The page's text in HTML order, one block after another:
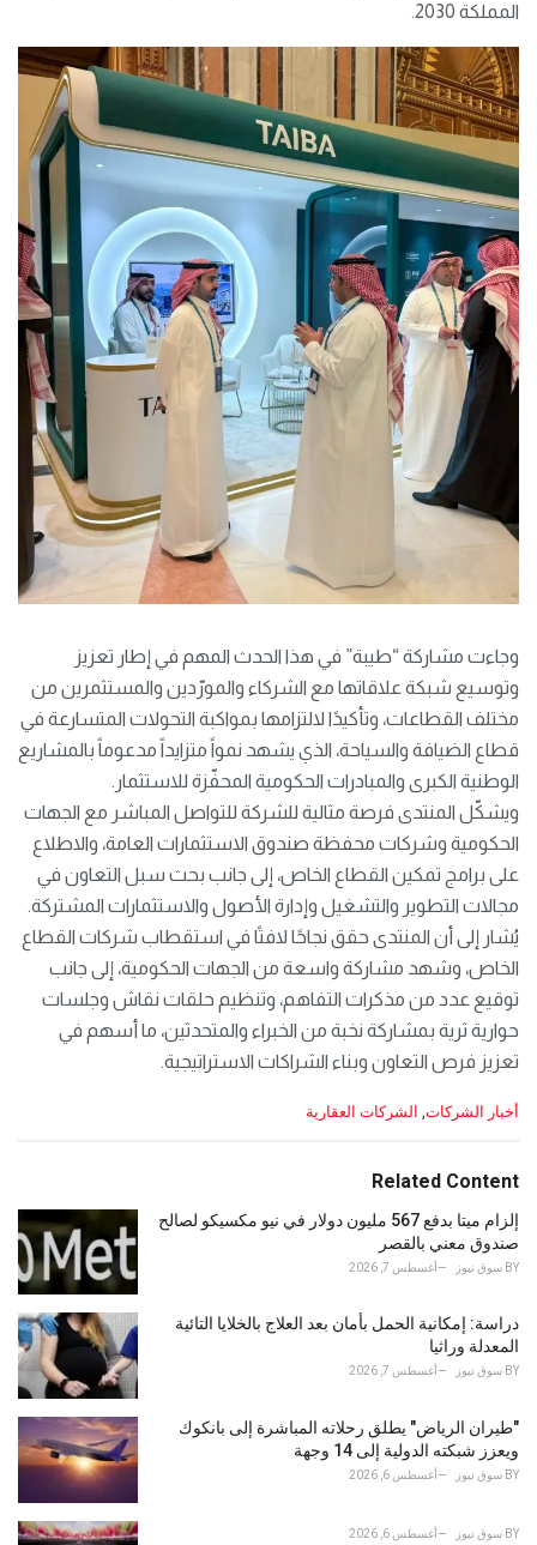
المملكة 2030.
وجاءت مشاركة “طيبة” في هذا الحدث المهم في إطار تعزيز
وتوسيع شبكة علاقاتها مع الشركاء والمورّدين والمستثمرين من
مختلف القطاعات، وتأكيدًا لالتزامها بمواكبة التحولات المتسارعة في
قطاع الضيافة والسياحة، الذي يشهد نمواً متزايداً مدعوماً بالمشاريع
الوطنية الكبرى والمبادرات الحكومية المحفّزة للاستثمار.
ويشكّل المنتدى فرصة مثالية للشركة للتواصل المباشر مع الجهات
الحكومية وشركات محفظة صندوق الاستثمارات العامة، والاطلاع
على برامج تمكين القطاع الخاص، إلى جانب بحث سبل التعاون في
مجالات التطوير والتشغيل وإدارة الأصول والاستثمارات المشتركة.
يُشار إلى أن المنتدى حقق نجاحًا لافتًا في استقطاب شركات القطاع
الخاص، وشهد مشاركة واسعة من الجهات الحكومية، إلى جانب
توقيع عدد من مذكرات التفاهم، وتنظيم حلقات نقاش وجلسات
حوارية ثرية بمشاركة نخبة من الخبراء والمتحدثين، ما أسهم في
تعزيز فرص التعاون وبناء الشراكات الاستراتيجية.
C
e
o
r
i
:
أخبار الشركات, الشركات العقارية
Related Content
إلزام ميتا بدفع 567 مليون دولار في نيو مكسيكو لصالح
صندوق معني بالقصر
BY سوق نيوز أغسطس 7, 2026
دراسة: إمكانية الحمل بأمان بعد العلاج بالخلايا التائية
المعدلة وراثيا
BY سوق نيوز أغسطس 7, 2026
"طيران الرياض" يطلق رحلاته المباشرة إلى بانكوك
ويعزز شبكته الدولية إلى 14 وجهة
BY سوق نيوز أغسطس 6, 2026
BY سوق نيوز أغسطس 6, 2026